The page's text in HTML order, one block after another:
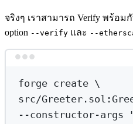
จริงๆ เราสามารถ Verify พร้อม
option --verify และ --
forge create \
src/
--constructor-args